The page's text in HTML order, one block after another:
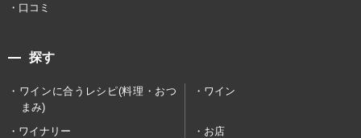
口コミ
探す
ワインに合うレシピ(料理・おつ
まみ)
ワイン
ワイナリー お店